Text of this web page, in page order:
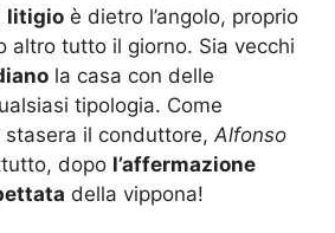
litigio è dietro l’angolo, proprio
altro tutto il giorno. Sia vecchi
la casa con delle
tipologia. Come
stasera il conduttore,Alfonso
dopo l’affermazione
della vippona!